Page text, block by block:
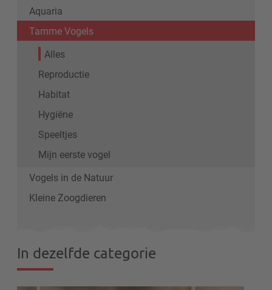
Aquaria
Tamme Vogels
Alles
Reproductie
Habitat
Hygiëne
Speeltjes
Mijn eerste vogel
Vogels in de Natuur
Kleine Zoogdieren
In dezelfde categorie